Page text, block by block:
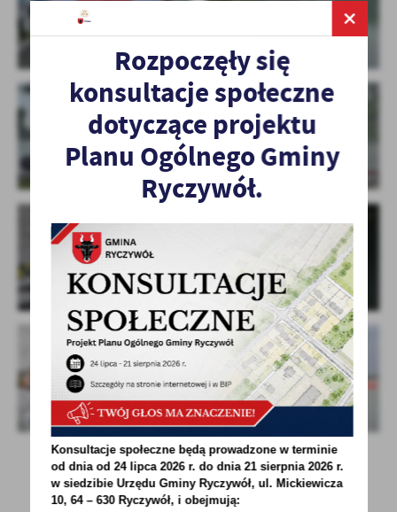
treści w postaci wiadomości, ofert, komunikatów mediów
społecznościowych.
POWRÓT UDOSTĘPNIJ
Rozpoczęły się
konsultacje społeczne
dotyczące projektu
Planu Ogólnego Gminy
Ryczywół.
Konsultacje społeczne będą prowadzone w terminie
od dnia od 24 lipca 2026 r. do dnia 21 sierpnia 2026 r.
w siedzibie Urzędu Gminy Ryczywół, ul. Mickiewicza
10, 64 – 630 Ryczywół, i obejmują: